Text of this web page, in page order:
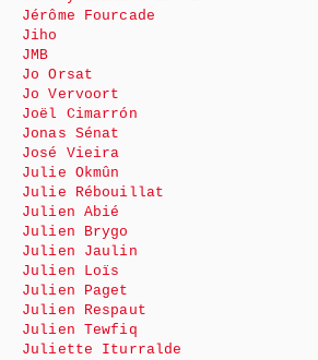
Jérôme Fourcade
Jiho
JMB
Jo Orsat
Jo Vervoort
Joël Cimarrón
Jonas Sénat
José Vieira
Julie Okmûn
Julie Rébouillat
Julien Abié
Julien Brygo
Julien Jaulin
Julien Loïs
Julien Paget
Julien Respaut
Julien Tewfiq
Juliette Iturralde